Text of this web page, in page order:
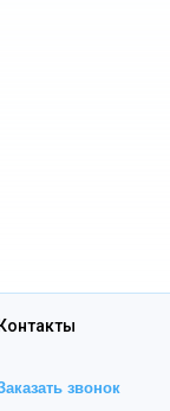
Контакты
звонок